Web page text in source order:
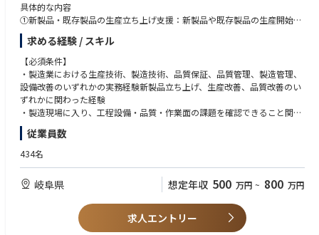
具体的な内容
①新製品・既存製品の生産立ち上げ支援：新製品や既存製品の生産開始時
に、現場での技術的なサポートや工程の確認、課題抽出と改善策の立案・
実行を行います。
②現場改善・品質改善活動：生産現場に入り、工程設備や品質・作業面の
課題を確認し、品質向上や不良低減、歩留まり改善、生産性向上、設備ト
ラブルの解決などを推進します。
③海外拠点・工場への技術支援：中国、アメリカ、東南アジアなどの海外
工場や拠点に対し、技術支援や現地スタッフへの教育・技能指導、改善活
④海外出張や長期駐在も含まれます。教育・指導：現地スタッフや若手社
員に対して、技術指導や教育、改善指導を実施し、現場力の底上げを図り
ます。
⑤標準書・帳票類の作成：作業標準書、検査基準書、工程帳票、教育資料
などを作成し、現場の標準化や教育体制の整備を行います。
分析と再発防止策の立案・実行を担当します。
⑦関係部署との連携：製造部門、技術課、品質保証部門などと連携し、課
求める経験 / スキル
【必須条件】
・製造業における生産技術、製造技術、品質保証、品質管理、製造管理、
設備改善のいずれかの実務経験新製品立ち上げ、生産改善、品質改善のい
ずれかに関わった経験
・製造現場に入り、工程設備・品質・作業面の課題を確認できること関係
部署と連携し、課題を整理して改善を進めた経験
・海外出張または海外駐在に対応できること現地スタッフや若手社員に対
して、技術指導・教育を行う意欲
・海外工場・拠点・顧客工場への技術支援、生産支援経験海外駐在、長期
出張、海外工場立ち上げの経験
・自動車部品、アルミダイカスト、鋳造、切削加工、表面処理、組立、検
・不良低減、歩留まり改善、生産性改善、設備トラブル改善の経験
従業員数
434名
岐阜県 想定年収 500 万円 ~ 800 万円
求人エントリー